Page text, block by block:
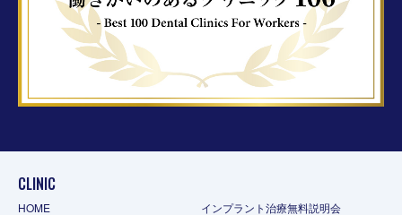
CLINIC
HOME
インプラント治療無料説明会